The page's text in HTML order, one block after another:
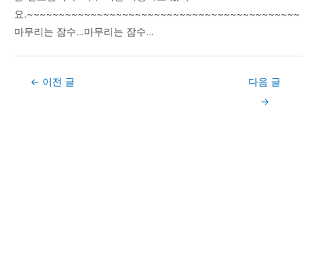
요.~~~~~~~~~~~~~~~~~~~~~~~~~~~~~~~~~~~~~~~~~~~
마무리는 잠수…마무리는 잠수…
Post← 이전 글
다음 글
→